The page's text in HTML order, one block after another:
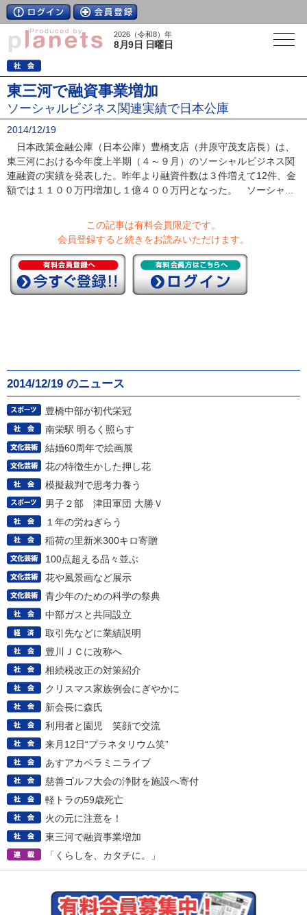
2026（令和8）年
8月9日 日曜日
東三河で融資事業増加
ソーシャルビジネス関連実績で日本公庫
2014/12/19
日本政策金融公庫（日本公庫）豊橋支店（井原守茂支店長）は、
東三河における今年度上半期（４～９月）のソーシャルビジネス関
連融資の実績を発表した。昨年より融資件数は３件増えて12件、金
額では１１００万円増加し１億４００万円となった。 ソーシャ...
この記事は有料会員限定です。
会員登録すると続きをお読みいただけます。
2014/12/19 のニュース
豊橋中部が初代栄冠
南栄駅 明るく照らす
結婚60周年で絵画展
花の特徴生かした押し花
模擬裁判で思考力養う
男子２部 津田軍団 大勝Ｖ
１年の労ねぎらう
稲荷の里新米300キロ寄贈
100点超える品々並ぶ
花や風景画など展示
青少年のための科学の祭典
中部ガスと共同設立
取引先などに業績説明
豊川ＪＣに改称へ
相続税改正の対策紹介
クリスマス家族例会にぎやかに
新会長に森氏
利用者と園児 笑顔で交流
来月12日“プラネタリウム笑”
あすアカペラミニライブ
慈善ゴルフ大会の浄財を施設へ寄付
軽トラの59歳死亡
火の元に注意を！
東三河で融資事業増加
「くらしを、カタチに。」